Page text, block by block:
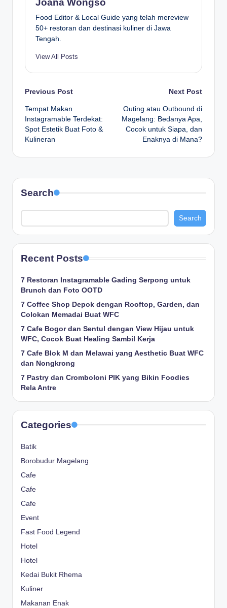
Food Editor & Local Guide yang telah mereview
50+ restoran dan destinasi kuliner di Jawa
Tengah.
View All Posts
Post
navigation
Previous Post
Tempat Makan
Instagramable Terdekat:
Spot Estetik Buat Foto &
Kulineran
Next Post
Outing atau Outbound di
Magelang: Bedanya Apa,
Cocok untuk Siapa, dan
Enaknya di Mana?
Search
Search
Recent Posts
7 Restoran Instagramable Gading Serpong untuk
Brunch dan Foto OOTD
7 Coffee Shop Depok dengan Rooftop, Garden, dan
Colokan Memadai Buat WFC
7 Cafe Bogor dan Sentul dengan View Hijau untuk
WFC, Cocok Buat Healing Sambil Kerja
7 Cafe Blok M dan Melawai yang Aesthetic Buat WFC
dan Nongkrong
7 Pastry dan Cromboloni PIK yang Bikin Foodies
Rela Antre
Categories
Batik
Borobudur Magelang
Cafe
Cafe
Cafe
Event
Fast Food Legend
Hotel
Hotel
Kedai Bukit Rhema
Kuliner
Makanan Enak